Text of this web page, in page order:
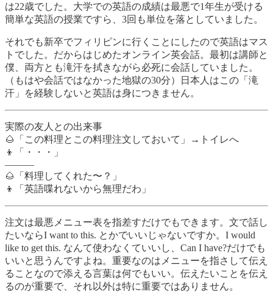
は22歳でした。大学での英語の成績は最悪で1年生が受ける
簡単な英語の授業ですら、3回も単位を落としていました。
それでも新卒でフィリピンに行くことにしたので英語はマス
トでした。だからはじめたオンライン英会話。最初は講師と
僕、両方とも滝汗を拭きながら必死に会話していました。
（もはや会話ではなかった地獄の30分）日本人はこの「滝
汗」を経験しないと英語は身につきません。
実際の友人との出来事
🌰「この料理とこの料理注文しておいて」→トイレへ
👦「・・・」
———
🌰「料理してくれた〜？」
👦「英語喋れないから無理だわ」
注文は最悪メニュー表を指差すだけでもできます。文で話し
たいならI want to this. とかでいいじゃないですか。I would
like to get this. なんて使わなくていいし、Can I have?だけでも
いいと思うんですよね。重要なのはメニューを指さして伝え
ることなので添える言葉は何でもいい。伝えたいことを伝え
るのが重要で、それ以外は特に重要ではありません。